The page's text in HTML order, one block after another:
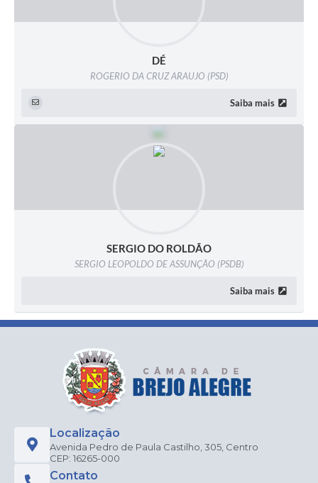
DÉ
ROGERIO DA CRUZ ARAUJO (PSD)
Saiba mais
SERGIO DO ROLDÃO
SERGIO LEOPOLDO DE ASSUNÇÃO (PSDB)
Saiba mais
Localização
Avenida Pedro de Paula Castilho, 305, Centro
CEP: 16265-000
Contato